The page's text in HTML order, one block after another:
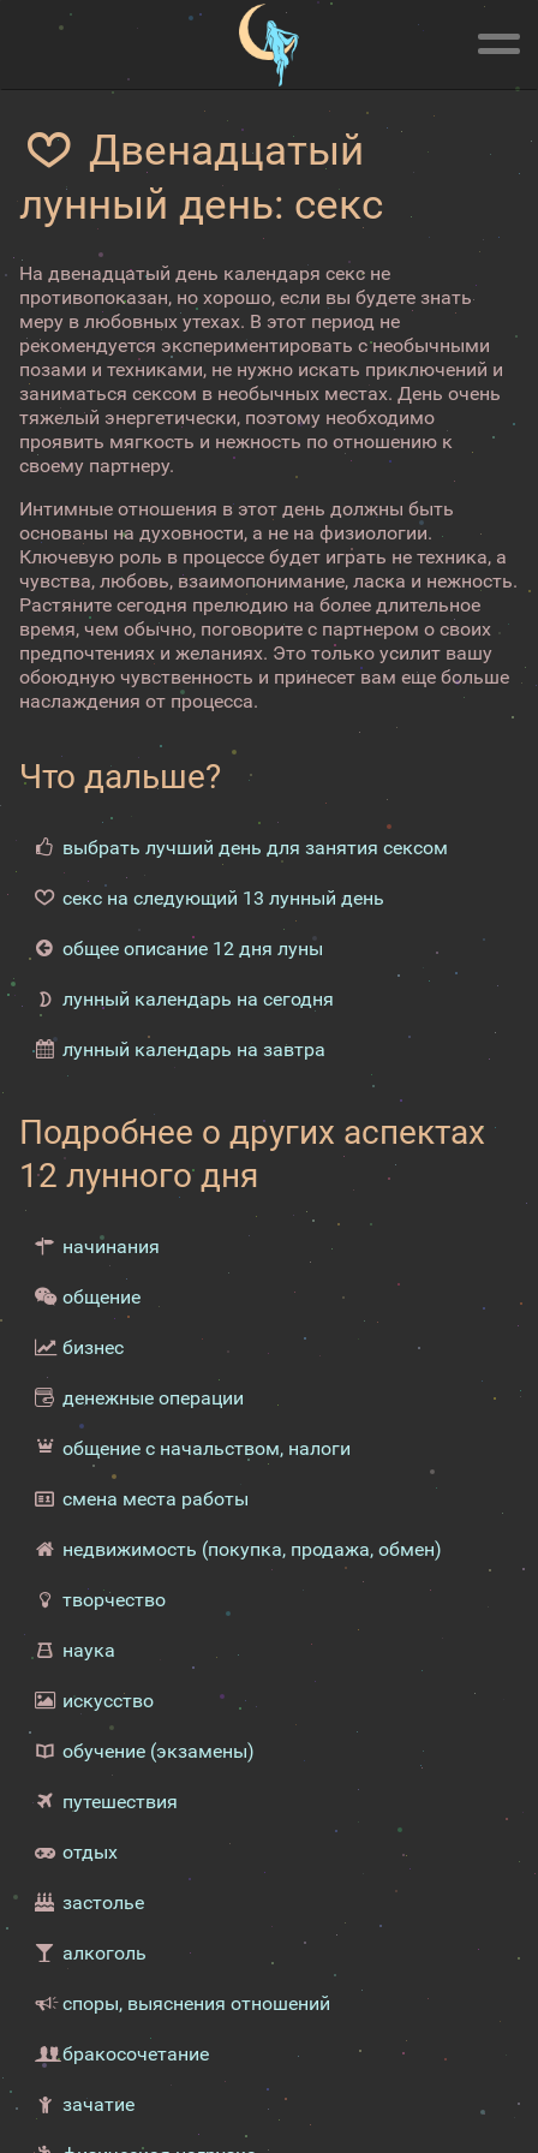
Двенадцатый
лунный день: секс
На двенадцатый день календаря секс не
противопоказан, но хорошо, если вы будете знать
меру в любовных утехах. В этот период не
рекомендуется экспериментировать с необычными
позами и техниками, не нужно искать приключений и
заниматься сексом в необычных местах. День очень
тяжелый энергетически, поэтому необходимо
проявить мягкость и нежность по отношению к
своему партнеру.
Интимные отношения в этот день должны быть
основаны на духовности, а не на физиологии.
Ключевую роль в процессе будет играть не техника, а
чувства, любовь, взаимопонимание, ласка и нежность.
Растяните сегодня прелюдию на более длительное
время, чем обычно, поговорите с партнером о своих
предпочтениях и желаниях. Это только усилит вашу
обоюдную чувственность и принесет вам еще больше
наслаждения от процесса.
Что дальше?
выбрать лучший день для занятия сексом
секс на следующий 13 лунный день
общее описание 12 дня луны
лунный календарь на сегодня
лунный календарь на завтра
Подробнее о других аспектах
12 лунного дня
начинания
общение
бизнес
денежные операции
общение с начальством, налоги
смена места работы
недвижимость (покупка, продажа, обмен)
творчество
наука
искусство
обучение (экзамены)
путешествия
отдых
застолье
алкоголь
споры, выяснения отношений
бракосочетание
зачатие